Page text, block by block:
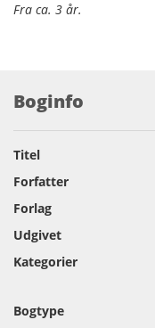
Fra ca. 3 år.
Boginfo
Titel
Forfatter
Forlag
Udgivet
Kategorier
Bogtype